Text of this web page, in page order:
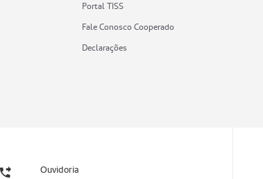
Portal TISS
Fale Conosco Cooperado
Declarações
Ouvidoria